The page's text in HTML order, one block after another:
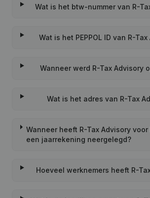
Wat is het btw-nummer van R-
Wat is het PEPPOL ID van R-
Wanneer werd R-Tax Advisory
Wat is het adres van R-Tax
Wanneer heeft R-Tax Advisory
een jaarrekening neergelegd?
Hoeveel werknemers heeft R-